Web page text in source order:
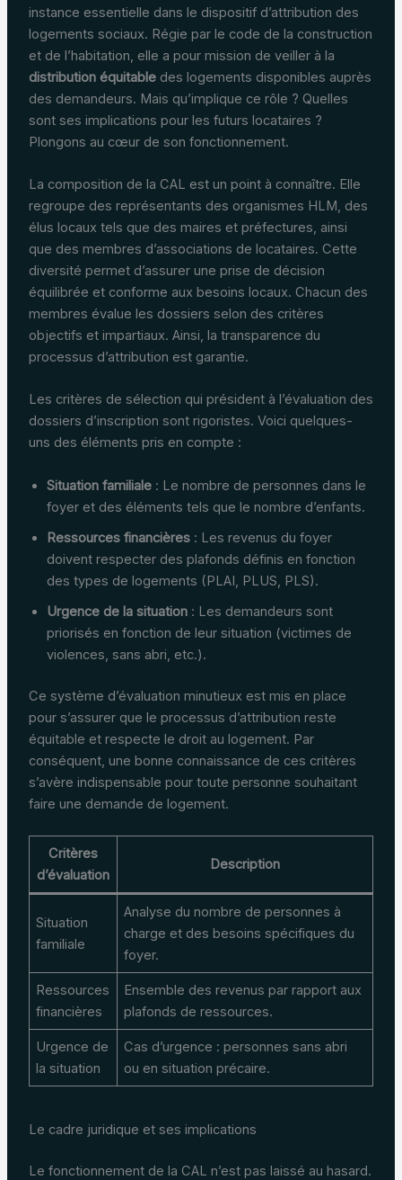
instance essentielle dans le dispositif d’attribution des
logements sociaux. Régie par le code de la construction
et de l’habitation, elle a pour mission de veiller à la
distribution équitabledes logements disponibles auprès
des demandeurs. Mais qu’implique ce rôle ? Quelles
sont ses implications pour les futurs locataires ?
Plongons au cœur de son fonctionnement.
La composition de la CAL est un point à connaître. Elle
regroupe des représentants des organismes HLM, des
élus locaux tels que des maires et préfectures, ainsi
que des membres d’associations de locataires. Cette
diversité permet d’assurer une prise de décision
équilibrée et conforme aux besoins locaux. Chacun des
membres évalue les dossiers selon des critères
objectifs et impartiaux. Ainsi, la transparence du
processus d’attribution est garantie.
Les critères de sélection qui président à l’évaluation des
dossiers d’inscription sont rigoristes. Voici quelques-
uns des éléments pris en compte :
Situation familiale: Le nombre de personnes dans le
foyer et des éléments tels que le nombre d’enfants.
Ressources financières: Les revenus du foyer
doivent respecter des plafonds définis en fonction
des types de logements (PLAI, PLUS, PLS).
Urgence de la situation: Les demandeurs sont
priorisés en fonction de leur situation (victimes de
violences, sans abri, etc.).
Ce système d’évaluation minutieux est mis en place
pour s’assurer que le processus d’attribution reste
équitable et respecte le droit au logement. Par
conséquent, une bonne connaissance de ces critères
s’avère indispensable pour toute personne souhaitant
faire une demande de logement.
Critères
d’évaluation
Description
Situation
familiale
Analyse du nombre de personnes à
charge et des besoins spécifiques du
foyer.
Ressources
financières
Ensemble des revenus par rapport aux
plafonds de ressources.
Urgence de
la situation
Cas d’urgence : personnes sans abri
ou en situation précaire.
Le cadre juridique et ses implications
Le fonctionnement de la CAL n’est pas laissé au hasard.